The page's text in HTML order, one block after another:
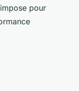
pour